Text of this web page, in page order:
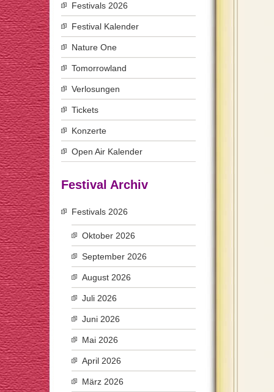
Festivals 2026
Festival Kalender
Nature One
Tomorrowland
Verlosungen
Tickets
Konzerte
Open Air Kalender
Festival Archiv
Festivals 2026
Oktober 2026
September 2026
August 2026
Juli 2026
Juni 2026
Mai 2026
April 2026
März 2026